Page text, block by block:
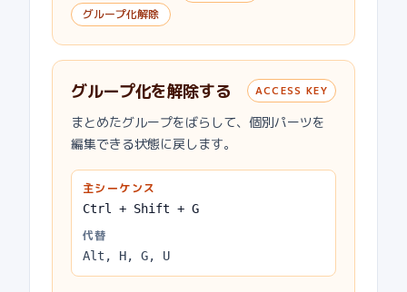
グループ化解除
グループ化を解除する ACCESS KEY
まとめたグループをばらして、個別パーツを
編集できる状態に戻します。
主シーケンス
Ctrl + Shift + G
代替
Alt, H, G, U